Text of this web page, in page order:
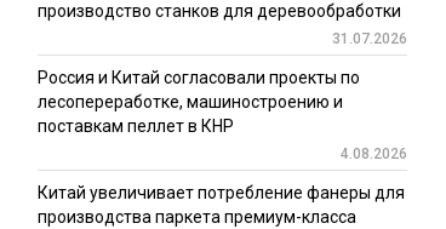
производство станков для деревообработки
31.07.2026
Россия и Китай согласовали проекты по
лесопереработке, машиностроению и
поставкам пеллет в КНР
4.08.2026
Китай увеличивает потребление фанеры для
производства паркета премиум-класса